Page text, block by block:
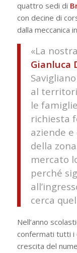
quattro sedi di
con decine di
dalla meccanica
«La
Gianluca
al
le
richiesta
aziende
della
mercato
perché
cerca
Nell’anno
confermati tutti i
crescita del